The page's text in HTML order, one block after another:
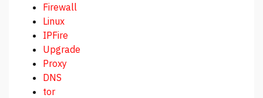
Firewall
Linux
IPFire
Upgrade
Proxy
DNS
tor